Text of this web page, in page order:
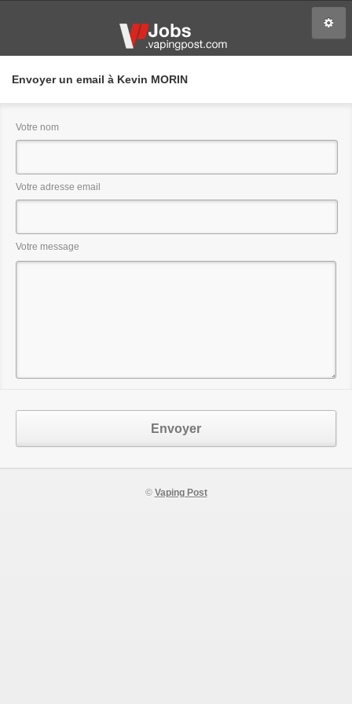
Envoyer un email à Kevin MORIN
Votre nom
Votre adresse email
Votre message
Envoyer
© Vaping Post